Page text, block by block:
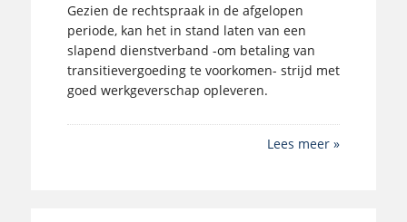
Gezien de rechtspraak in de afgelopen
periode, kan het in stand laten van een
slapend dienstverband -om betaling van
transitievergoeding te voorkomen- strijd met
goed werkgeverschap opleveren.
Lees meer »